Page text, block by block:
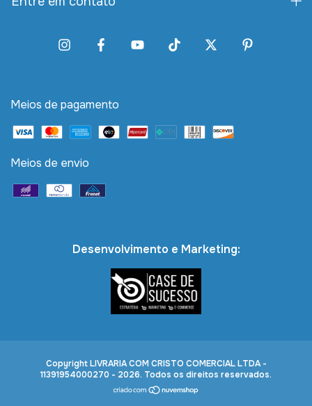
Meios de pagamento
Meios de envio
Desenvolvimento e Marketing:
Copyright LIVRARIA COM CRISTO COMERCIAL LTDA -
11391954000270 - 2026. Todos os direitos reservados.